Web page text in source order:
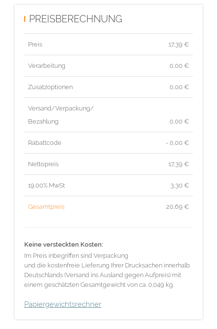
PREISBERECHNUNG
Preis 17,39 €
Verarbeitung 0,00 €
Zusatzoptionen 0,00 €
Versand/Verpackung/
Bezahlung
0,00 €
Rabattcode - 0,00 €
Nettopreis 17,39 €
19.00% MwSt 3,30 €
Gesamtpreis 20,69 €
Keine versteckten Kosten:
Im Preis inbegriffen sind Verpackung
und die kostenfreie Lieferung Ihrer Drucksachen innerhalb
Deutschlands (Versand ins Ausland gegen Aufpreis) mit
einem geschätzten Gesamtgewicht von ca. 0.049 kg.
Papiergewichtsrechner